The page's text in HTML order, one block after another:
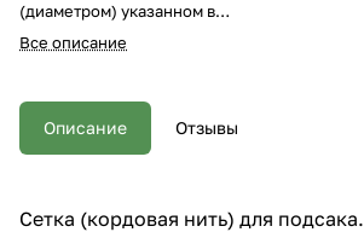
(диаметром) указанном в
наименовании.
Все описание
Описание Отзывы
Сетка (кордовая нить) для подсака.